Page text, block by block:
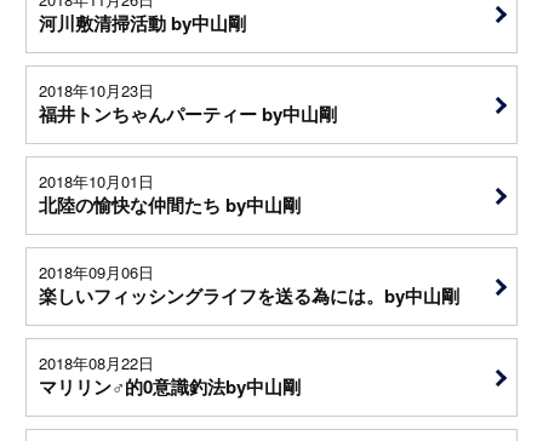
河川敷清掃活動 by中山剛
2018年10月23日
福井トンちゃんパーティー by中山剛
2018年10月01日
北陸の愉快な仲間たち by中山剛
2018年09月06日
楽しいフィッシングライフを送る為には。by中山剛
2018年08月22日
マリリン♂的0意識釣法by中山剛